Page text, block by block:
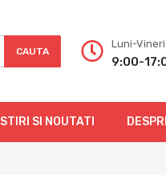
CAUTA
Luni-Vineri
9:00-
STIRI SI NOUTATI